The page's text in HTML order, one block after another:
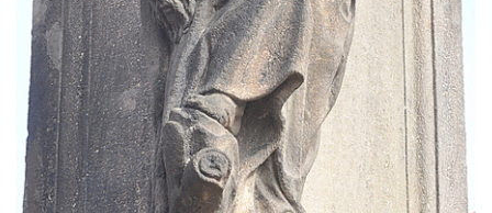
Socha Panny Marie u kostela Nanebevzetí
Panny Marie v Žatci
Socha sv. Judy Tadeáše u kostela
Nanebevzetí Panny Marie v Žatci
Socha svatého Františka z Assisi u kostela
Nanebevzetí Panny Marie v Žatci
Sloupová Boží muka s reliéfy ve Skalici u